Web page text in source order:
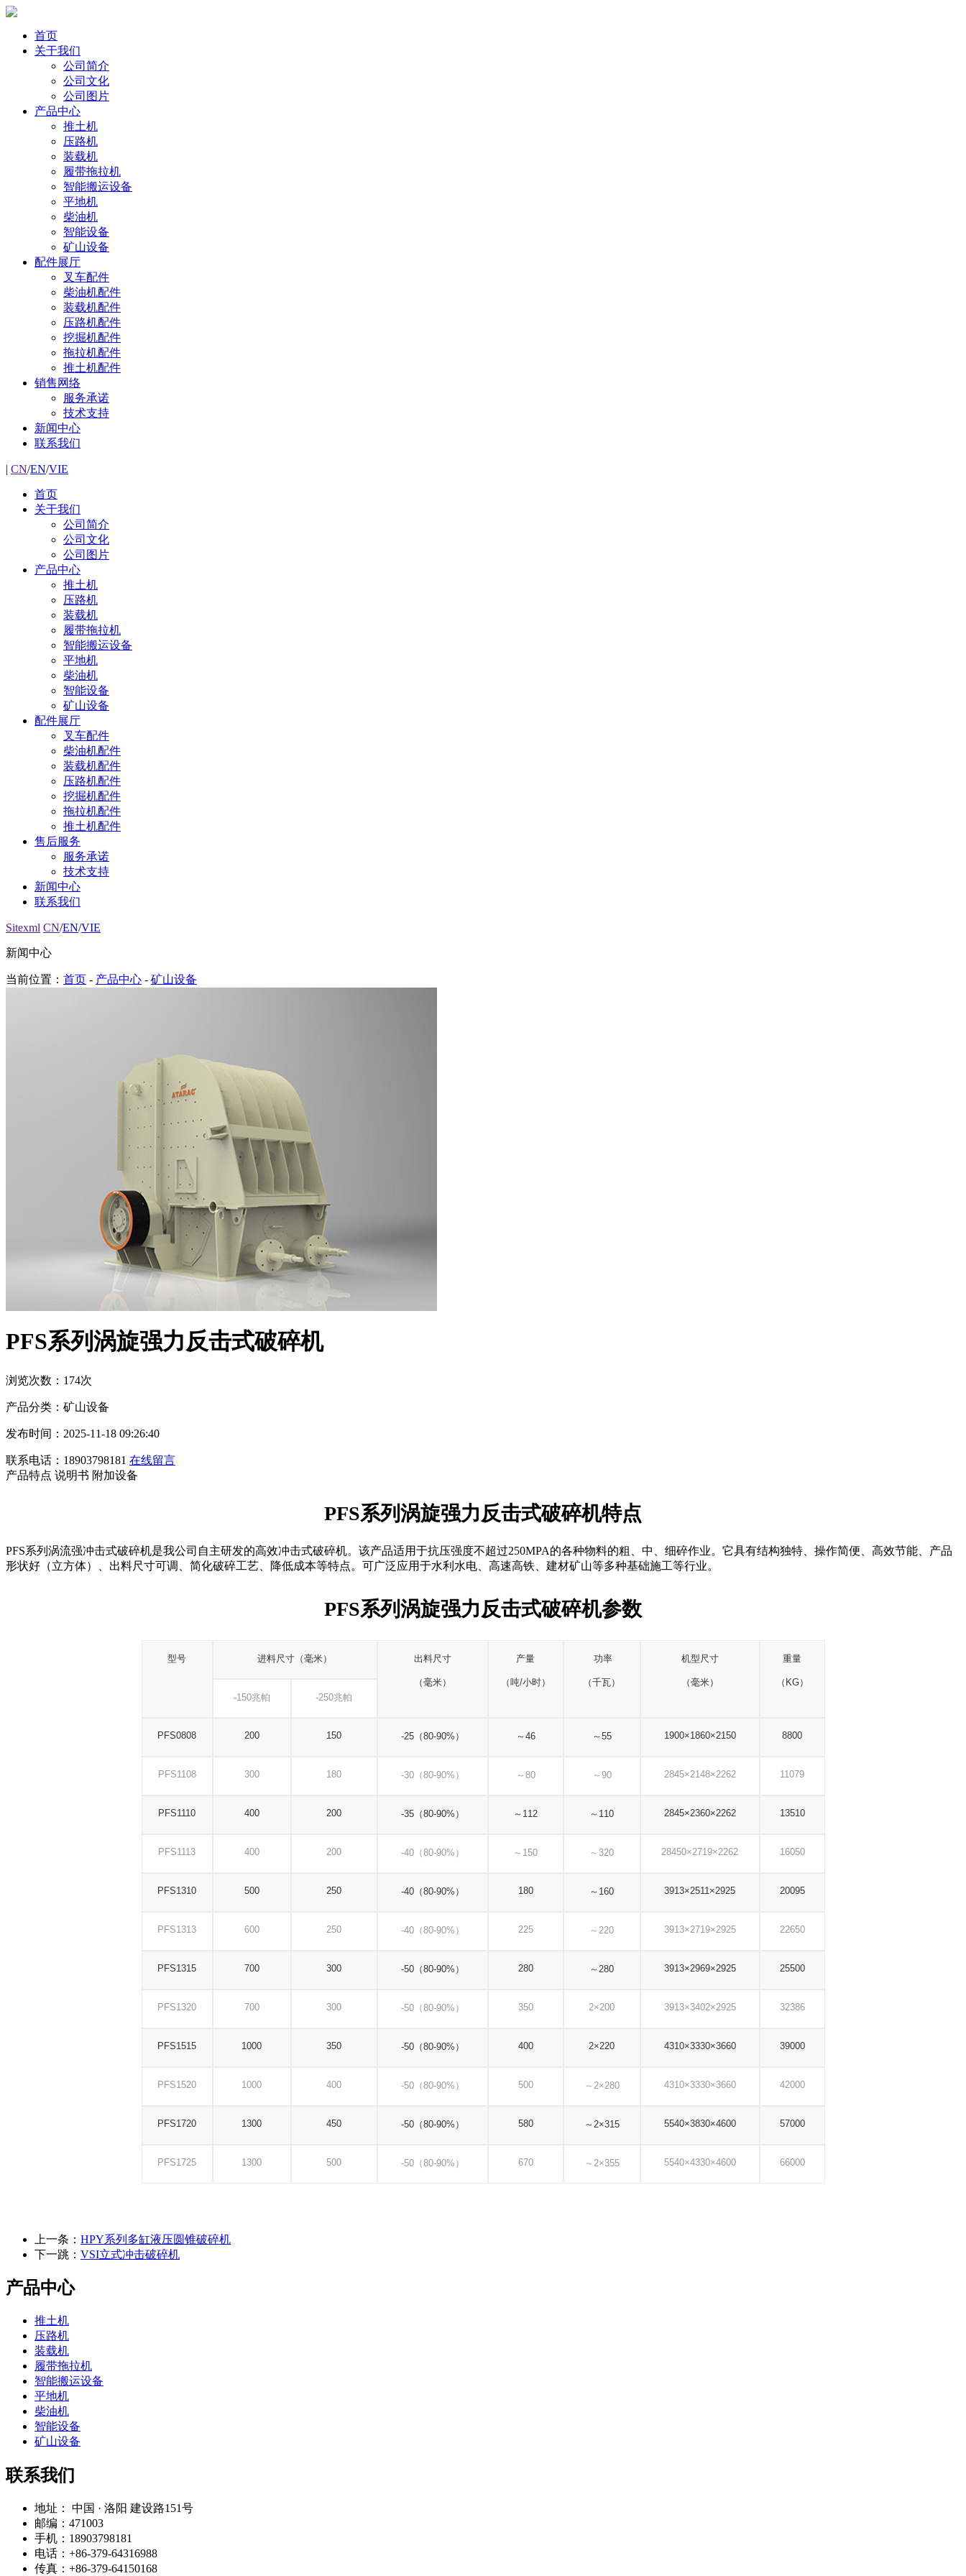
首页
关于我们
公司简介
公司文化
公司图片
产品中心
推土机
压路机
装载机
履带拖拉机
智能搬运设备
平地机
柴油机
智能设备
矿山设备
配件展厅
叉车配件
柴油机配件
装载机配件
压路机配件
挖掘机配件
拖拉机配件
推土机配件
销售网络
服务承诺
技术支持
新闻中心
联系我们
| CN/EN/VIE
首页
关于我们
公司简介
公司文化
公司图片
产品中心
推土机
压路机
装载机
履带拖拉机
智能搬运设备
平地机
柴油机
智能设备
矿山设备
配件展厅
叉车配件
柴油机配件
装载机配件
压路机配件
挖掘机配件
拖拉机配件
推土机配件
售后服务
服务承诺
技术支持
新闻中心
联系我们
Sitexml CN/EN/VIE
新闻中心
当前位置： 首页 - 产品中心 - 矿山设备
PFS系列涡旋强力反击式破碎机
浏览次数：174次
产品分类：矿山设备
发布时间：2025-11-18 09:26:40
联系电话：18903798181 在线留言
产品特点 说明书 附加设备
PFS系列涡旋强力反击式破碎机特点
PFS系列涡流强冲击式破碎机是我公司自主研发的高效冲击式破碎机。 该产品适用于抗压强度不超过250MPA的各种物料的粗、中、细碎作业。 它具有结构独特、操作简便、高效节能、产品
形状好（立方体）、出料尺寸可调、简化破碎工艺、降低成本等特点。可广泛应用于水利水电、高速高铁、建材矿山等多种基础施工等行业。
PFS系列涡旋强力反击式破碎机参数
型号 进料尺寸（毫米） 出料尺寸
（毫米）
产量
（吨/小时）
功率
（千瓦）
机型尺寸
（毫米）
重量
（KG）
-150兆帕
-250兆帕
PFS0808 200 150 -25（80-90%） ～ 46 ～ 55 1900×1860×2150 8800
PFS1108 300 180 -30（80-90%） ～ 80 ～ 90 2845×2148×2262 11079
PFS1110 400 200 -35（80-90%） ～ 112 ～ 110 2845×2360×2262 13510
PFS1113 400 200 -40（80-90%） ～ 150 ～ 320 28450×2719×2262 16050
PFS1310 500 250 -40（80-90%） 180 ～ 160 3913×2511×2925 20095
PFS1313 600 250 -40（80-90%） 225 ～ 220 3913×2719×2925 22650
PFS1315 700 300 -50（80-90%） 280 ～ 280 3913×2969×2925 25500
PFS1320 700 300 -50（80-90%） 350 2×200 3913×3402×2925 32386
PFS1515 1000 350 -50（80-90%） 400 2×220 4310×3330×3660 39000
PFS1520 1000 400 -50（80-90%） 500 ～ 2×280 4310×3330×3660 42000
PFS1720 1300 450 -50（80-90%） 580 ～ 2×315 5540×3830×4600 57000
PFS1725 1300 500 -50（80-90%） 670 ～ 2×355 5540×4330×4600 66000
上一条： HPY系列多缸液压圆锥破碎机
下一跳： VSI立式冲击破碎机
产品中心
推土机
压路机
装载机
履带拖拉机
智能搬运设备
平地机
柴油机
智能设备
矿山设备
联系我们
地址： 中国 · 洛阳 建设路151号
邮编：471003
手机：18903798181
电话：+86-379-64316988
传真：+86-379-64150168